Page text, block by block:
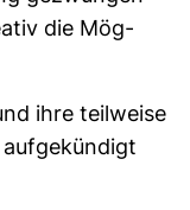
die Mög­
ihre teil­weise